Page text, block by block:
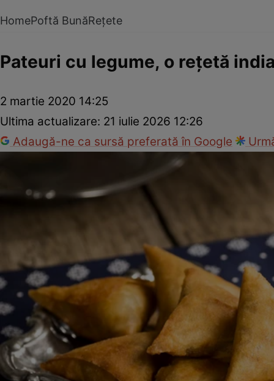
HomePoftă BunăRețete
Pateuri cu legume, o reţetă
2 martie 2020 14:25
Ultima actualizare: 21 iulie 2026 12:26
Adaugă-ne ca sursă preferată în Google